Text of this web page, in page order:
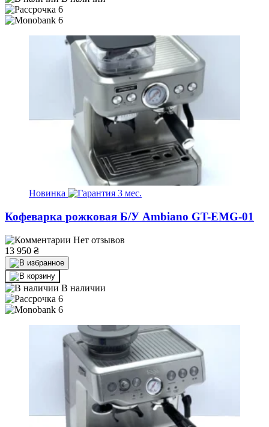
6
6
Новинка 3 мес.
Кофеварка рожковая Б/У Ambiano GT-EMG-01
Нет отзывов
13 950 ₴
В наличии
6
6